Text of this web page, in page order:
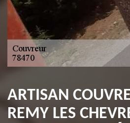
ARTISAN
REMY LES